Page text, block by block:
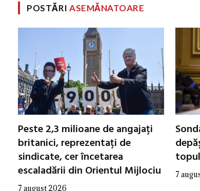
POSTĂRIASEMĂNATOARE
Peste 2,3 milioane de angajați
britanici, reprezentați de
sindicate, cer încetarea
escaladării din Orientul Mijlociu
7 august 2026
7